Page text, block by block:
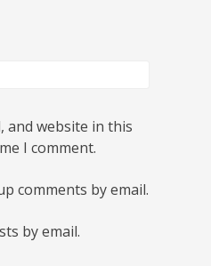
and website in this
I comment.
comments by email.
by email.